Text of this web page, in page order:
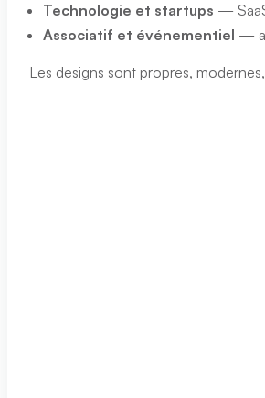
Technologie et startups —
Associatif et événementiel —
Les designs sont propres,